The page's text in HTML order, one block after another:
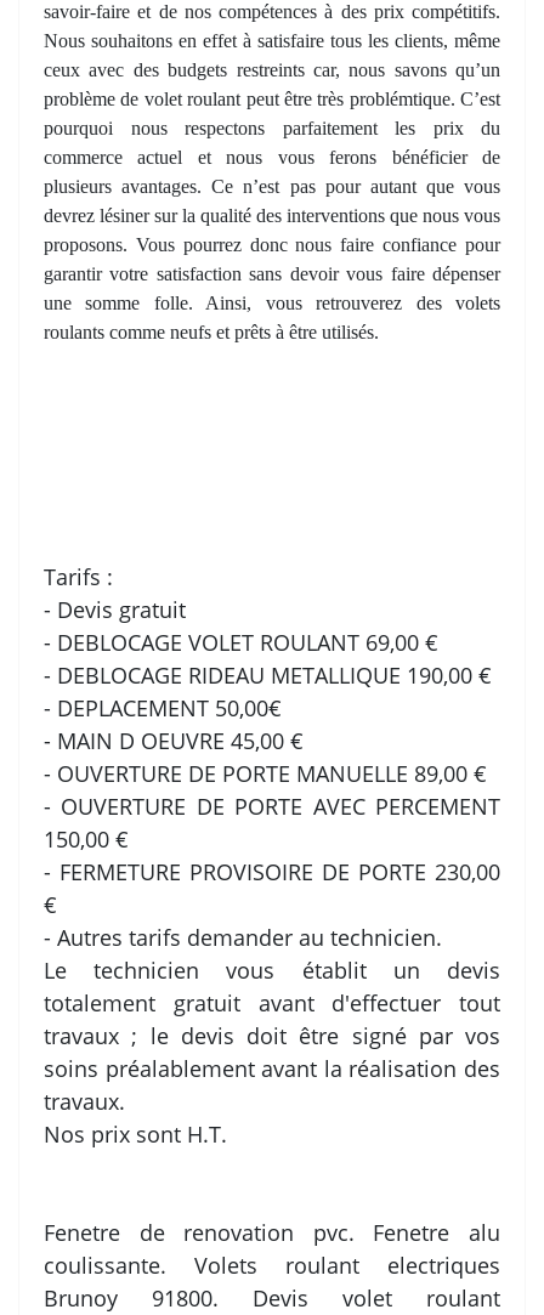
savoir-faire et de nos compétences à des prix compétitifs.
Nous souhaitons en effet à satisfaire tous les clients, même
ceux avec des budgets restreints car, nous savons qu’un
problème de volet roulant peut être très problémtique. C’est
pourquoi nous respectons parfaitement les prix du
commerce actuel et nous vous ferons bénéficier de
plusieurs avantages. Ce n’est pas pour autant que vous
devrez lésiner sur la qualité des interventions que nous vous
proposons. Vous pourrez donc nous faire confiance pour
garantir votre satisfaction sans devoir vous faire dépenser
une somme folle. Ainsi, vous retrouverez des volets
roulants comme neufs et prêts à être utilisés.
Tarifs :
- Devis gratuit
- DEBLOCAGE VOLET ROULANT 69,00 €
- DEBLOCAGE RIDEAU METALLIQUE 190,00 €
- DEPLACEMENT 50,00€
- MAIN D OEUVRE 45,00 €
- OUVERTURE DE PORTE MANUELLE 89,00 €
- OUVERTURE DE PORTE AVEC PERCEMENT
150,00 €
- FERMETURE PROVISOIRE DE PORTE 230,00
€
- Autres tarifs demander au technicien.
Le technicien vous établit un devis
totalement gratuit avant d'effectuer tout
travaux ; le devis doit être signé par vos
soins préalablement avant la réalisation des
travaux.
Nos prix sont H.T.
Fenetre de renovation pvc. Fenetre alu
coulissante. Volets roulant electriques
Brunoy 91800. Devis volet roulant